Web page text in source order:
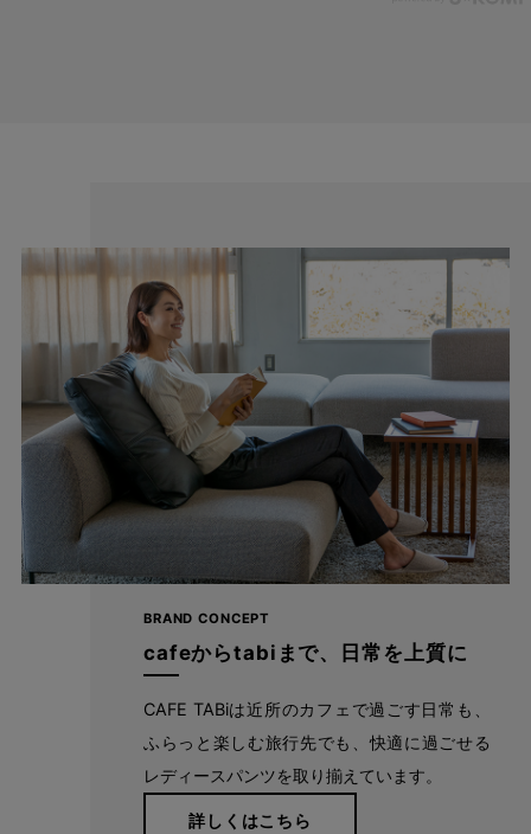
自分に似合うものを知っている人、年齢を重ねるごとに輝く
日常と分けず、近所のカフェで過ごす日常も、ふらっと楽し
む旅行先でも、快適に過ごすための商品づくりを目指してい
本物のスタンダードを
BRAND CONCEPT
cafeからtabiまで、日常を上質に
CAFE TABiは近所のカフェで過ごす日常も、
ふらっと楽しむ旅行先でも、快適に過ごせる
レディースパンツを取り揃えています。
詳しくはこちら